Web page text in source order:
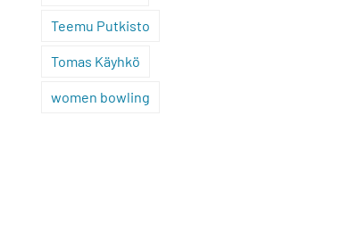
Teemu Putkisto
Tomas Käyhkö
women bowling